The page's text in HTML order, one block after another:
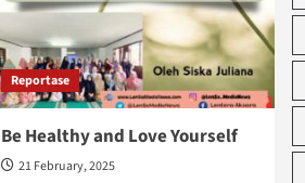
Reportase
Be Healthy and Love Yourself
21 February, 2025